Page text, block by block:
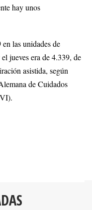
hay unos
las unidades de
jueves era de 4.339, de
asistida, según
de Cuidados